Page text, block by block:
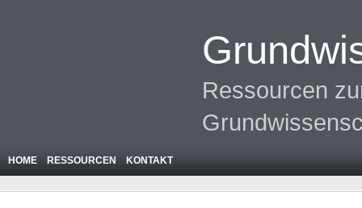
Ressourcen
HOME RESSOURCEN KONTAKT